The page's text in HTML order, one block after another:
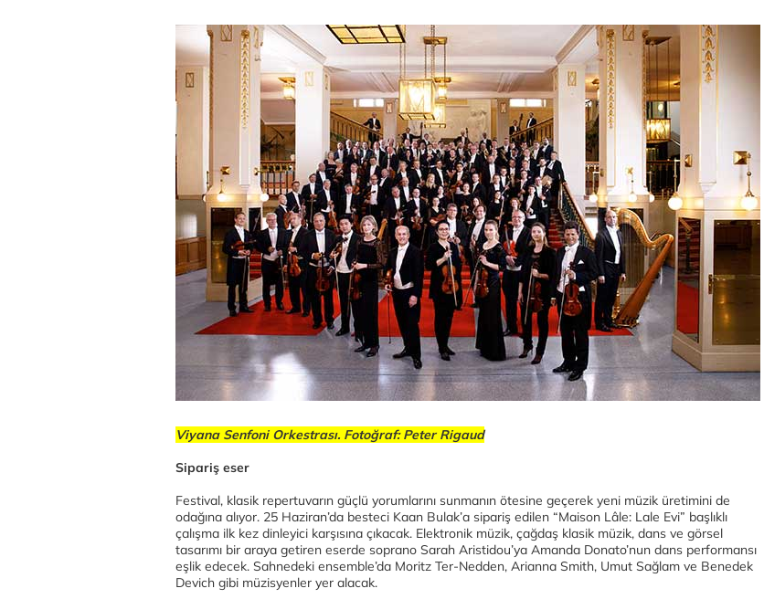
Viyana Senfoni Orkestrası. Fotoğraf: Peter Rigaud
Sipariş eser
Festival, klasik repertuvarın güçlü yorumlarını sunmanın ötesine geçerek yeni müzik üretimini de
odağına alıyor. 25 Haziran’da besteci Kaan Bulak’a sipariş edilen “Maison Lâle: Lale Evi” başlıklı
çalışma ilk kez dinleyici karşısına çıkacak. Elektronik müzik, çağdaş klasik müzik, dans ve görsel
tasarımı bir araya getiren eserde soprano Sarah Aristidou’ya Amanda Donato’nun dans performansı
eşlik edecek. Sahnedeki ensemble’da Moritz Ter-Nedden, Arianna Smith, Umut Sağlam ve Benedek
Devich gibi müzisyenler yer alacak.